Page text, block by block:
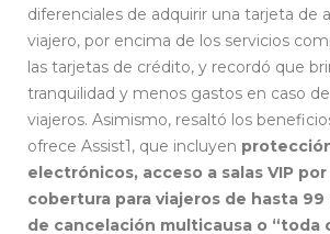
diferenciales de adquirir una tarjeta de
viajero, por encima de los servicios
las tarjetas de crédito, y recordó que
tranquilidad y menos gastos en caso
viajeros. Asimismo, resaltó los
ofrece Assist1, que incluyen
electrónicos, acceso a salas VIP
cobertura para viajeros de hasta 99
de cancelación multicausa o “toda